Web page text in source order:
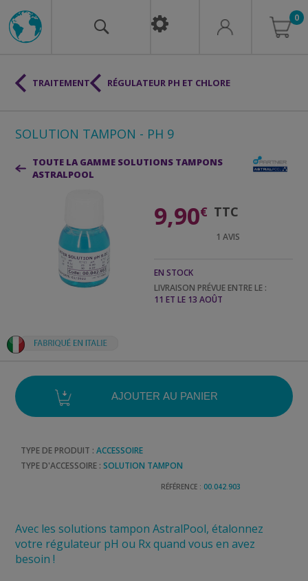
0
SOLUTION TAMPON - PH 9
TOUTE LA GAMME SOLUTIONS TAMPONS
ASTRALPOOL
9,90€ TTC
1AVIS
EN STOCK
LIVRAISON PRÉVUE ENTRE LE :
11 ET LE 13 AOÛT
TYPE DE PRODUIT : ACCESSOIRE
TYPE D'ACCESSOIRE : SOLUTION TAMPON
RÉFÉRENCE : 00.042.903
Avec les solutions tampon AstralPool, étalonnez
votre régulateur pH ou Rx quand vous en avez
besoin !
TRAITEMENT RÉGULATEUR PH ET CHLORE